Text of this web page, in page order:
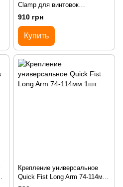
Clamp для винтовок
дробовиков или AR набор 2шт.
910 грн
Купить
Крепление универсальное
Quick Fist Long Arm 74-114мм